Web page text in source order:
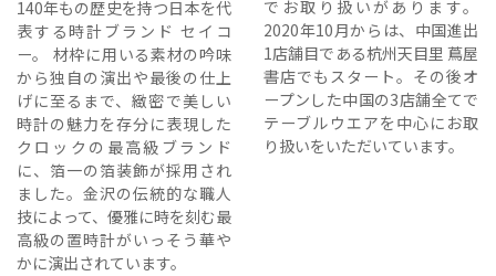
140年もの歴史を持つ日本を代
表する時計ブランド セイコ
ー。 材枠に用いる素材の吟味
から独自の演出や最後の仕上
げに至るまで、緻密で美しい
時計の魅力を存分に表現した
クロックの最高級ブランド
に、箔一の箔装飾が採用され
ました。金沢の伝統的な職人
技によって、優雅に時を刻む最
高級の置時計がいっそう華や
かに演出されています。
でお取り扱いがあります。
2020年10月からは、中国進出
1店舗目である杭州天目里 蔦屋
書店でもスタート。その後オ
ープンした中国の3店舗全てで
テーブルウエアを中心にお取
り扱いをいただいています。